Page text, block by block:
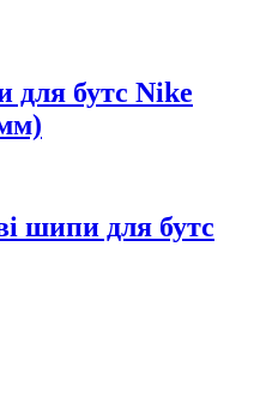
для бутс Nike
шипи для бутс